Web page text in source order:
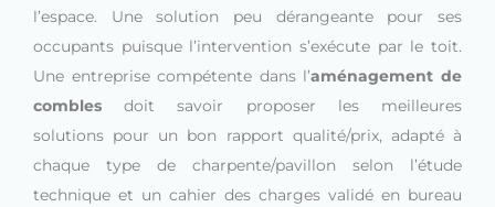
l’espace. Une solution peu dérangeante pour ses
occupants puisque l’intervention s’exécute par le toit.
Une entreprise compétente dans l’aménagement de
combles doit savoir proposer les meilleures
solutions pour un bon rapport qualité/prix, adapté à
chaque type de charpente/pavillon selon l’étude
technique et un cahier des charges validé en bureau